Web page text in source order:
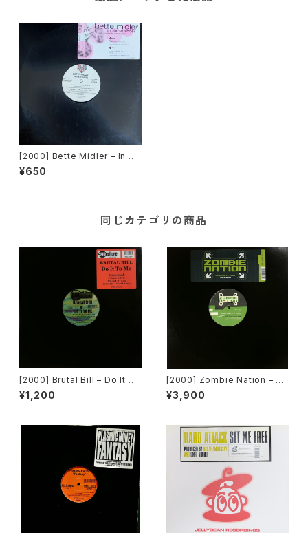
[2000] Bette Midler – In Th
ese Shoes [Warner Bros. R
ecords][Promo]
¥650
同じカテゴリの商品
[2000] Brutal Bill – Do It To
Me [Subculture][限定盤]
¥1,200
[2000] Zombie Nation – Ke
rnkraft 400 (The Remixes)
[Radikal Records]
¥3,900